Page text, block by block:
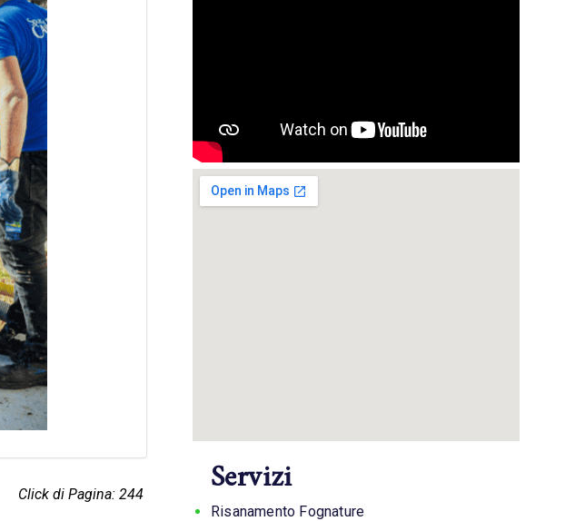
Click di Pagina: 244 Servizi
Risanamento Fognature